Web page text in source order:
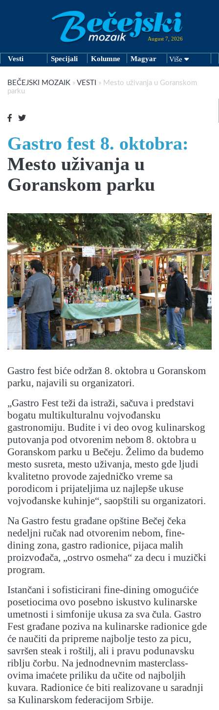
August 7, 2026
Vesti Specijali Kolumne Magyar Više
BEČEJSKI MOZAIK » VESTI » Mesto uživanja u Goranskom
parku
Gastro fest 8. oktobra:
Mesto uživanja u
Goranskom parku
Gastro fest biće održan 8. oktobra u Goranskom
parku, najavili su organizatori.
„Gastro Fest teži da istraži, sačuva i predstavi
bogatu multikulturalnu vojvođansku
gastronomiju. Budite i vi deo ovog kulinarskog
putovanja pod otvorenim nebom 8. oktobra u
Goranskom parku u Bečeju. Želimo da budemo
mesto susreta, mesto uživanja, mesto gde ljudi
kvalitetno provode zajedničko vreme sa
porodicom i prijateljima uz najlepše ukuse
vojvođanske kuhinje“, saopštili su organizatori.
Na Gastro festu građane opštine Bečej čeka
nedeljni ručak nad otvorenim nebom, fine-
dining zona, gastro radionice, pijaca malih
proizvođača, „ostrvo osmeha“ za decu i muzički
program.
Istančani i sofisticirani fine-dining omogućiće
posetiocima ovo posebno iskustvo kulinarske
umetnosti i simfonije ukusa za sva čula. Gastro
Fest građane poziva na kulinarske radionice gde
će naučiti da pripreme najbolje testo za picu,
savršen steak i roštilj, ali i pravu podunavsku
riblju čorbu. Na jednodnevnim masterclass-
ovima imaćete priliku da učite od najboljih
kuvara. Radionice će biti realizovane u saradnji
sa Kulinarskom federacijom Srbije.